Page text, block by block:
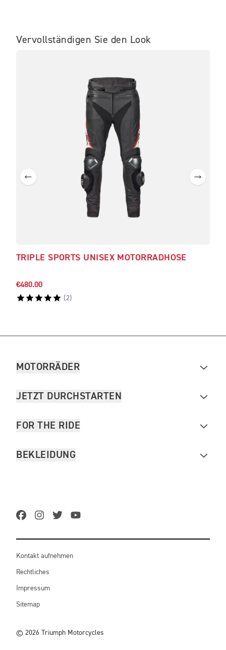
Vervollständigen Sie den Look
TRIPLE SPORTS UNISEX MOTORRADHOSE
€480.00
(2)
MOTORRÄDER
JETZT DURCHSTARTEN
FOR THE RIDE
BEKLEIDUNG
Kontakt aufnehmen
Rechtliches
Impressum
Sitemap
© 2026 Triumph Motorcycles